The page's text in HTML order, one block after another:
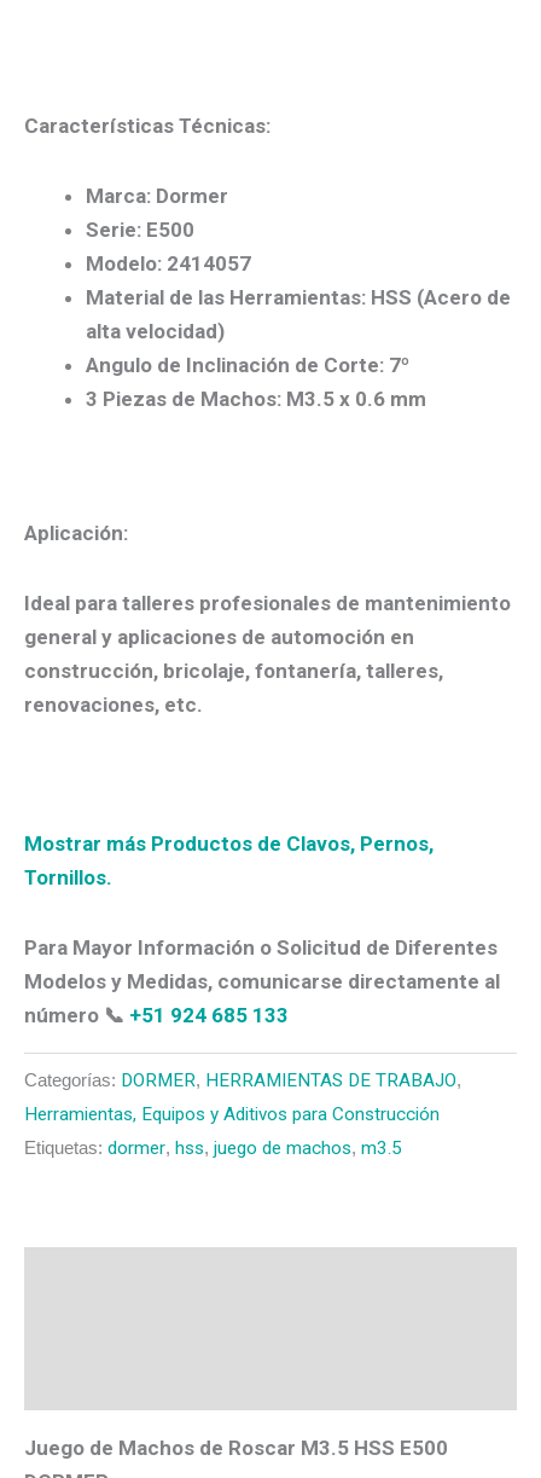
Características Técnicas:
Marca: Dormer
Serie: E500
Modelo: 2414057
Material de las Herramientas: HSS (Acero de
alta velocidad)
Angulo de Inclinación de Corte: 7º
3 Piezas de Machos: M3.5 x 0.6 mm
Aplicación:
Ideal para talleres profesionales de mantenimiento
general y aplicaciones de automoción en
construcción, bricolaje, fontanería, talleres,
renovaciones, etc.
Mostrar más Productos de Clavos, Pernos,
Tornillos.
Para Mayor Información o Solicitud de Diferentes
Modelos y Medidas, comunicarse directamente al
número 📞 +51 924 685 133
Categorías: DORMER, HERRAMIENTAS DE TRABAJO,
Herramientas, Equipos y Aditivos para Construcción
Etiquetas: dormer, hss, juego de machos, m3.5
Juego de Machos de Roscar M3.5 HSS E500